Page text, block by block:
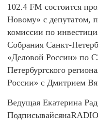
102.4 FM состоится
Новому» с депутатом,
комиссии по
Собрания Санкт-
«Деловой России» по
Петербургского
России» с Дмитрием
Ведущая Екатерина